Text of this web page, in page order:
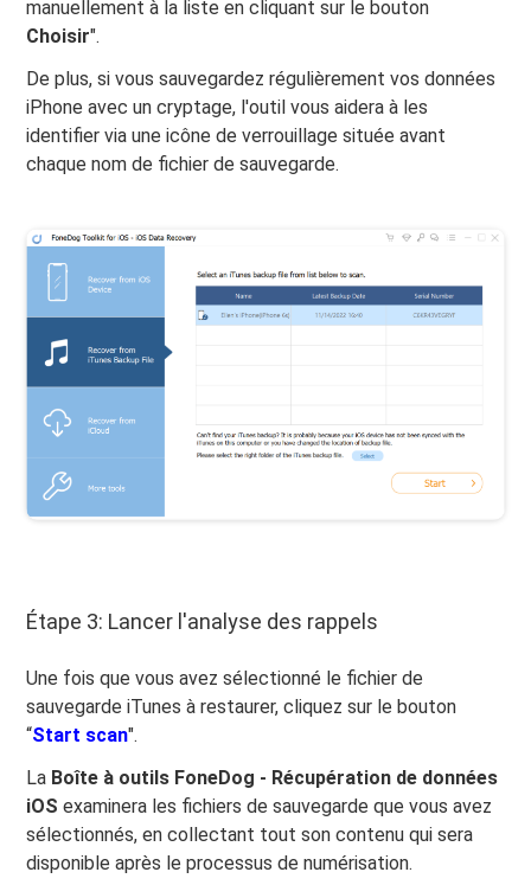
manuellement à la liste en cliquant sur le bouton
Choisir".
De plus, si vous sauvegardez régulièrement vos données
iPhone avec un cryptage, l'outil vous aidera à les
identifier via une icône de verrouillage située avant
chaque nom de fichier de sauvegarde.
Étape 3: Lancer l'analyse des rappels
Une fois que vous avez sélectionné le fichier de
sauvegarde iTunes à restaurer, cliquez sur le bouton
“Start scan".
La Boîte à outils FoneDog - Récupération de données
iOS examinera les fichiers de sauvegarde que vous avez
sélectionnés, en collectant tout son contenu qui sera
disponible après le processus de numérisation.